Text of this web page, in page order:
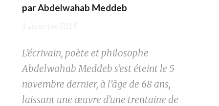
parAbdelwahab Meddeb
1 décembre 2014
L’écrivain, poète et philosophe
Abdelwahab Meddeb s’est éteint le 5
novembre dernier, à l’âge de 68 ans,
laissant une œuvre d’une trentaine de